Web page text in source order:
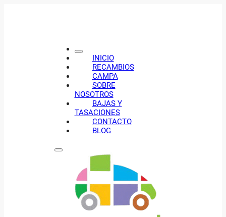
INICIO
RECAMBIOS
CAMPA
SOBRE
NOSOTROS
BAJAS Y
TASACIONES
CONTACTO
BLOG